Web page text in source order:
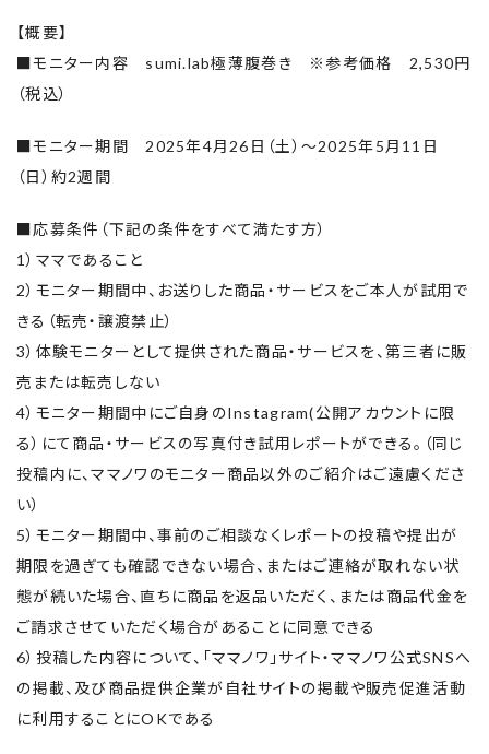
【概要】
■モニター内容 sumi.lab極薄腹巻き ※参考価格 2,530円
（税込）
■モニター期間 2025年4月26日（土）～2025年5月11日
（日）約2週間
■応募条件（下記の条件をすべて満たす方）
1）ママであること
2）モニター期間中、お送りした商品・サービスをご本人が試用で
きる（転売・譲渡禁止）
3）体験モニターとして提供された商品・サービスを、第三者に販
売または転売しない
4）モニター期間中にご自身のInstagram(公開アカウントに限
る）にて商品・サービスの写真付き試用レポートができる。（同じ
投稿内に、ママノワのモニター商品以外のご紹介はご遠慮くださ
い）
5）モニター期間中、事前のご相談なくレポートの投稿や提出が
期限を過ぎても確認できない場合、またはご連絡が取れない状
態が続いた場合、直ちに商品を返品いただく、または商品代金を
ご請求させていただく場合があることに同意できる
6）投稿した内容について、「ママノワ」サイト・ママノワ公式SNSへ
の掲載、及び商品提供企業が自社サイトの掲載や販売促進活動
に利用することにOKである